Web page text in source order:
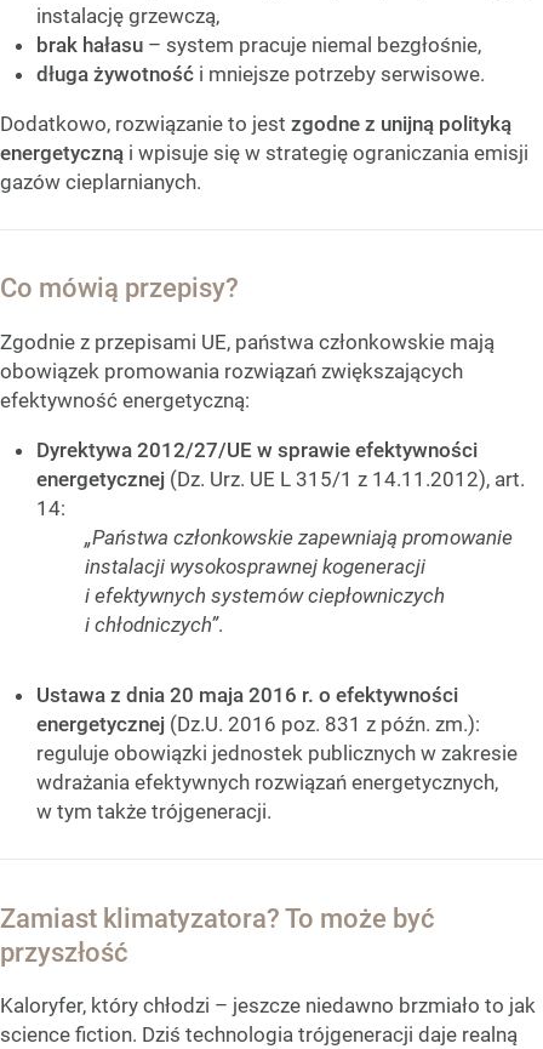
instalację grzewczą,
brak hałasu – system pracuje niemal bezgłośnie,
długa żywotność i mniejsze potrzeby serwisowe.
Dodatkowo, rozwiązanie to jest zgodne z unijną polityką
energetyczną i wpisuje się w strategię ograniczania emisji
gazów cieplarnianych.
Co mówią przepisy?
Zgodnie z przepisami UE, państwa członkowskie mają
obowiązek promowania rozwiązań zwiększających
efektywność energetyczną:
Dyrektywa 2012/27/UE w sprawie efektywności
energetycznej (Dz. Urz. UE L 315/1 z 14.11.2012), art.
14:
„Państwa członkowskie zapewniają promowanie
instalacji wysokosprawnej kogeneracji
i efektywnych systemów ciepłowniczych
i chłodniczych”.
Ustawa z dnia 20 maja 2016 r. o efektywności
energetycznej (Dz.U. 2016 poz. 831 z późn. zm.):
reguluje obowiązki jednostek publicznych w zakresie
wdrażania efektywnych rozwiązań energetycznych,
w tym także trójgeneracji.
Zamiast klimatyzatora? To może być
przyszłość
Kaloryfer, który chłodzi – jeszcze niedawno brzmiało to jak
science fiction. Dziś technologia trójgeneracji daje realną